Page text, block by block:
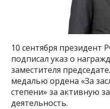
10 сентября
подписал указ о
заместителя
медалью ордена «За
степени» за активную
деятельность.